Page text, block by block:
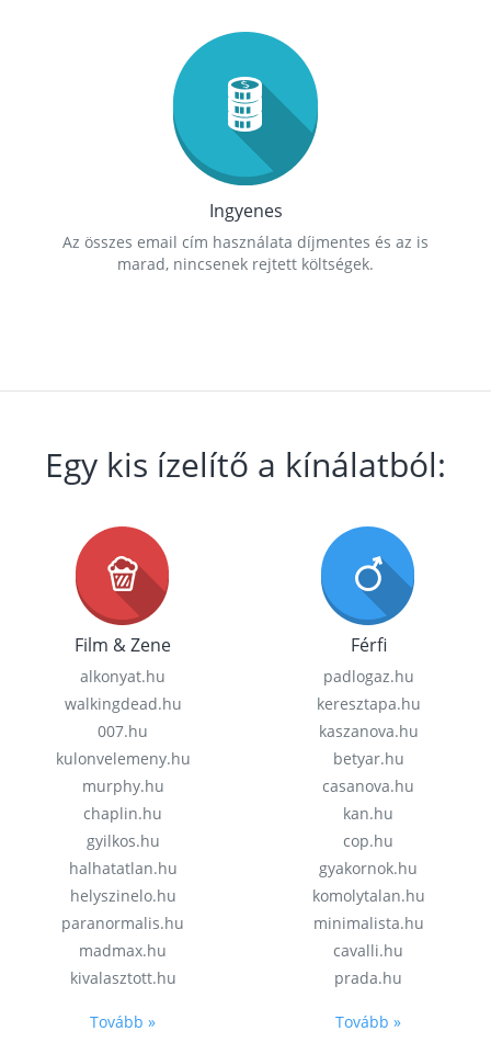
Ingyenes
Az összes email cím használata díjmentes és az is
marad, nincsenek rejtett költségek.
Egy kis ízelítő a kínálatból:
Film & Zene
alkonyat.hu
walkingdead.hu
007.hu
kulonvelemeny.hu
murphy.hu
chaplin.hu
gyilkos.hu
halhatatlan.hu
helyszinelo.hu
paranormalis.hu
madmax.hu
kivalasztott.hu
Tovább »
Férfi
padlogaz.hu
keresztapa.hu
kaszanova.hu
betyar.hu
casanova.hu
kan.hu
cop.hu
gyakornok.hu
komolytalan.hu
minimalista.hu
cavalli.hu
prada.hu
Tovább »